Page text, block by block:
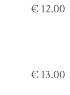
€ 12.00
€ 13.00